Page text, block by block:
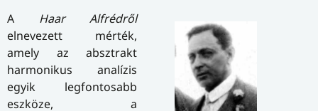
A Haar Alfrédről
elnevezett mérték,
amely az absztrakt
harmonikus analízis
egyik legfontosabb
eszköze, a